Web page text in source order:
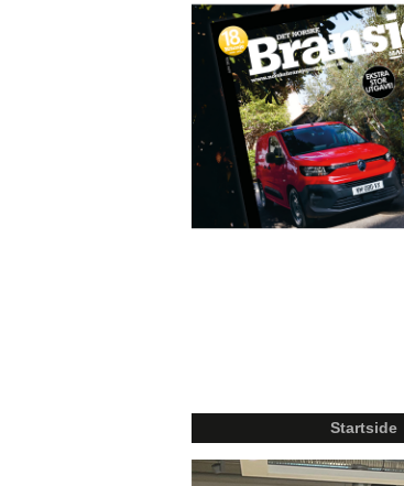
Startside